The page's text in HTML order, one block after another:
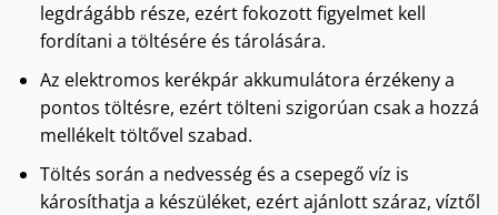
legdrágább része, ezért fokozott figyelmet kell
fordítani a töltésére és tárolására.
Az elektromos kerékpár akkumulátora érzékeny a
pontos töltésre, ezért tölteni szigorúan csak a hozzá
mellékelt töltővel szabad.
Töltés során a nedvesség és a csepegő víz is
károsíthatja a készüléket, ezért ajánlott száraz, víztől